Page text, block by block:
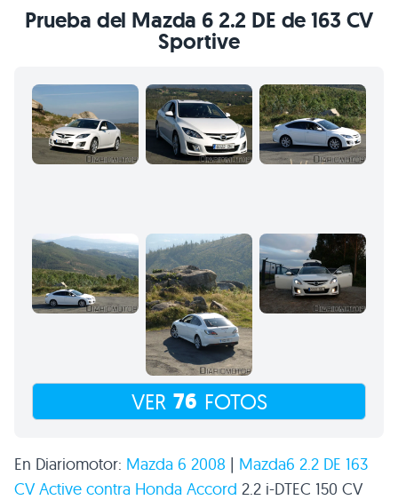
Prueba del Mazda 6 2.2 DE de 163 CV
Sportive
VER 76 FOTOS
En Diariomotor: Mazda 6 2008 | Mazda6 2.2 DE 163
CVActive contra Honda Accord 2.2 i-DTEC 150 CV